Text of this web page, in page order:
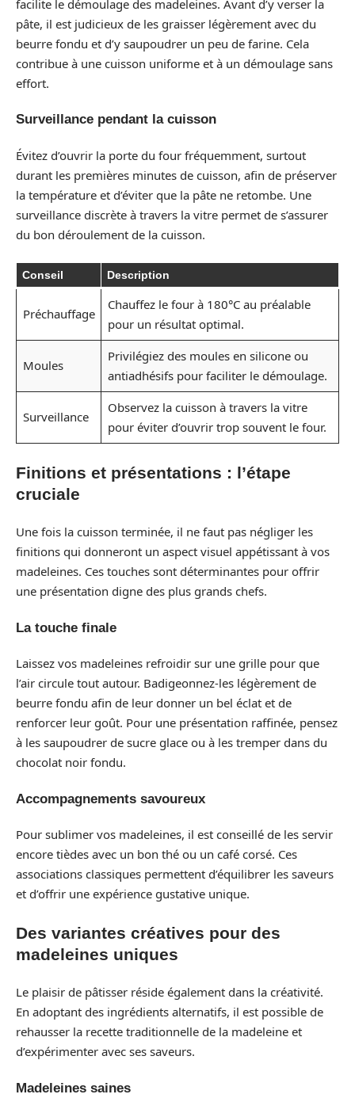
facilite le démoulage des madeleines. Avant d’y verser la
pâte, il est judicieux de les graisser légèrement avec du
beurre fondu et d’y saupoudrer un peu de farine. Cela
contribue à une cuisson uniforme et à un démoulage sans
effort.
Surveillance pendant la cuisson
Évitez d’ouvrir la porte du four fréquemment, surtout
durant les premières minutes de cuisson, afin de préserver
la température et d’éviter que la pâte ne retombe. Une
surveillance discrète à travers la vitre permet de s’assurer
du bon déroulement de la cuisson.
Conseil Description
Préchauffage
Chauffez le four à 180°C au préalable
pour un résultat optimal.
Moules
Privilégiez des moules en silicone ou
antiadhésifs pour faciliter le démoulage.
Surveillance
Observez la cuisson à travers la vitre
pour éviter d’ouvrir trop souvent le four.
Finitions et présentations : l’étape
cruciale
Une fois la cuisson terminée, il ne faut pas négliger les
finitions qui donneront un aspect visuel appétissant à vos
madeleines. Ces touches sont déterminantes pour offrir
une présentation digne des plus grands chefs.
La touche finale
Laissez vos madeleines refroidir sur une grille pour que
l’air circule tout autour. Badigeonnez-les légèrement de
beurre fondu afin de leur donner un bel éclat et de
renforcer leur goût. Pour une présentation raffinée, pensez
à les saupoudrer de sucre glace ou à les tremper dans du
chocolat noir fondu.
Accompagnements savoureux
Pour sublimer vos madeleines, il est conseillé de les servir
encore tièdes avec un bon thé ou un café corsé. Ces
associations classiques permettent d’équilibrer les saveurs
et d’offrir une expérience gustative unique.
Des variantes créatives pour des
madeleines uniques
Le plaisir de pâtisser réside également dans la créativité.
En adoptant des ingrédients alternatifs, il est possible de
rehausser la recette traditionnelle de la madeleine et
d’expérimenter avec ses saveurs.
Madeleines saines